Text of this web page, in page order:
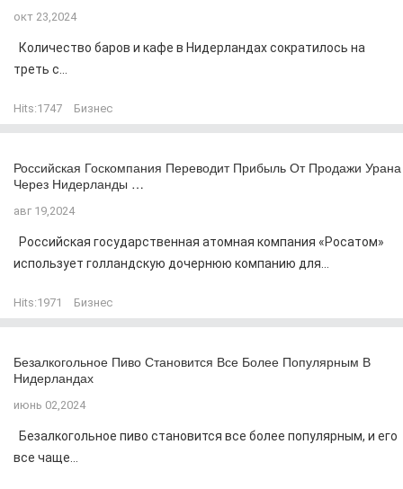
окт 23,2024
Количество баров и кафе в Нидерландах сократилось на
треть с...
Hits:1747 Бизнес
Российская Госкомпания Переводит Прибыль От Продажи Урана
Через Нидерланды …
авг 19,2024
Российская государственная атомная компания «Росатом»
использует голландскую дочернюю компанию для...
Hits:1971 Бизнес
Безалкогольное Пиво Становится Все Более Популярным В
Нидерландах
июнь 02,2024
Безалкогольное пиво становится все более популярным, и его
все чаще...